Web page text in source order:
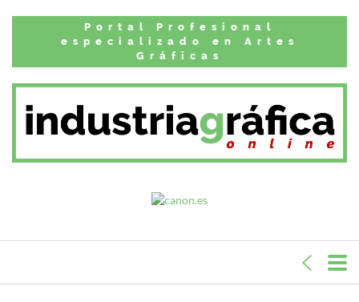
Portal Profesional
especializado en Artes
Gráficas